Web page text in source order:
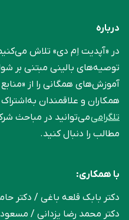
درباره
در «آپدیت اِم دی» تلاش
توصیه‌های بالینی مبتنی بر
آموزش‌های همگانی را از «منابع
همکاران و علاقمندان
تلگرامیمی‌توانید در مباحث
مطالب را دنبال کنید.
با همکاری:
دکتر بابک قلعه‌ باغی / دکتر
دکتر محمد رضا یزدانی /